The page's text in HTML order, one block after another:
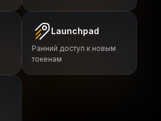
Launchpad
Ранний доступ к новым
токенам